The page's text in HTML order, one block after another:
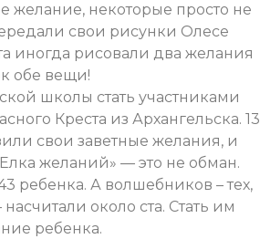
желание, некоторые просто не
свои рисунки Олесе
иногда рисовали два желания
обе вещи!
школы стать участниками
Креста из Архангельска. 13
свои заветные желания, и
желаний» — это не обман.
ребенка. А волшебников – тех,
около ста. Стать им
ребенка.